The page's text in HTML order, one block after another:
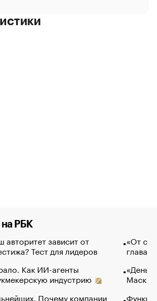
на РБК
авторитет зависит от
Тест для лидеров
Как ИИ-агенты
индустрию
Почему компании
«От
глава
Маск в